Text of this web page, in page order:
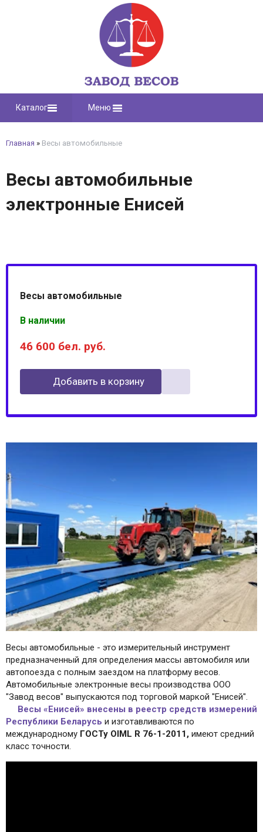
Каталог Меню
Главная » Весы автомобильные
Весы автомобильные
электронные Енисей
Весы автомобильные
В наличии
46 600 бел. руб.
Добавить в корзину
Весы автомобильные - это измерительный инструмент
предназначенный для определения массы автомобиля или
автопоезда с полным заездом на платформу весов.
Автомобильные электронные весы производства ООО
"Завод весов" выпускаются под торговой маркой "Енисей".
Весы «Енисей» внесены в реестр средств измерений
Республики Беларусь и изготавливаются по
международному ГОСТу OIML R 76-1-2011, имеют средний
класс точности.